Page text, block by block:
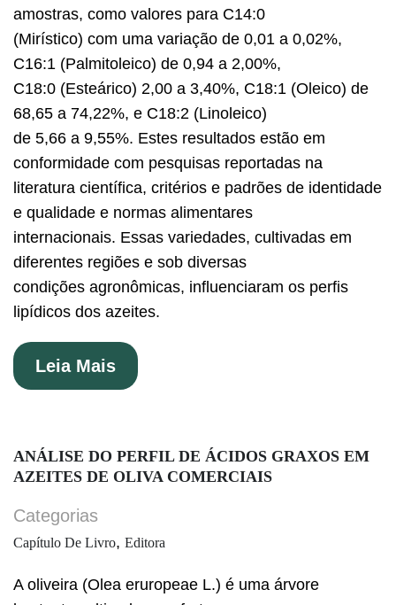
amostras, como valores para C14:0
(Mirístico) com uma variação de 0,01 a 0,02%,
C16:1 (Palmitoleico) de 0,94 a 2,00%,
C18:0 (Esteárico) 2,00 a 3,40%, C18:1 (Oleico) de
68,65 a 74,22%, e C18:2 (Linoleico)
de 5,66 a 9,55%. Estes resultados estão em
conformidade com pesquisas reportadas na
literatura científica, critérios e padrões de identidade
e qualidade e normas alimentares
internacionais. Essas variedades, cultivadas em
diferentes regiões e sob diversas
condições agronômicas, influenciaram os perfis
lipídicos dos azeites.
Leia Mais
ANÁLISE DO PERFIL DE ÁCIDOS GRAXOS EM
AZEITES DE OLIVA COMERCIAIS
Categorias
Capítulo De Livro, Editora
A oliveira (Olea eruropeae L.) é uma árvore